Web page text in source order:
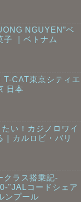
NGUYEN”ベ
子 ｜ベトナム
T-CAT東京シティエ
日本
い！カジノロワイ
カルロビ・バリ
クラス搭乗記-
"JALコードシェア
ンプール